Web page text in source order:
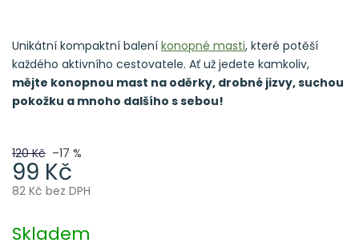
120 Kč –17 %
99 Kč
82 Kč bez DPH
cena:
Skladem
Unikátní kompaktní balení konopné masti, které potěší
každého aktivního cestovatele. Ať už jedete kamkoliv,
mějte konopnou mast na oděrky, drobné jizvy, suchou
pokožku a mnoho dalšího s sebou!